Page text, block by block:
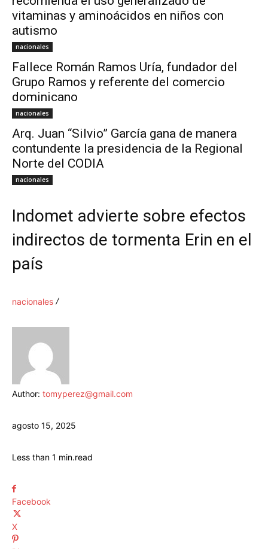
vitaminas y aminoácidos en niños con
autismo
nacionales
Fallece Román Ramos Uría, fundador del
Grupo Ramos y referente del comercio
dominicano
nacionales
Arq. Juan “Silvio” García gana de manera
contundente la presidencia de la Regional
Norte del CODIA
nacionales
Indomet advierte sobre efectos
indirectos de tormenta Erin en el
país
nacionales
Author: tomyperez@gmail.com
agosto 15, 2025
Less than 1 min.read
Facebook
X